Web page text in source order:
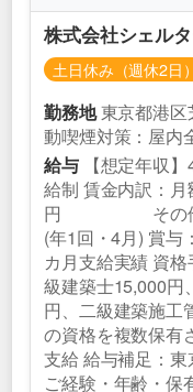
株式会社シェル
土日休み（週休2日）
勤務地東京都港区
動喫煙対策：屋内
給与【想定年収】
給制 賃金内訳：
円 その他固定
(年1回・4月) 賞
カ月支給実績 資
級建築士15,000円
円、二級建築
の資格を複数保有
支給 給与補足：
ご経験・年齢・保